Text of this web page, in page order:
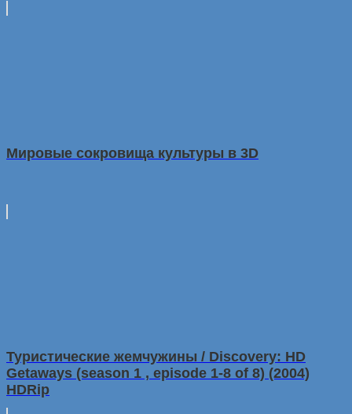
Мировые сокровища культуры в 3D
Туристические жемчужины / Discovery: HD
Getaways (season 1 , episode 1-8 of 8) (2004)
HDRip